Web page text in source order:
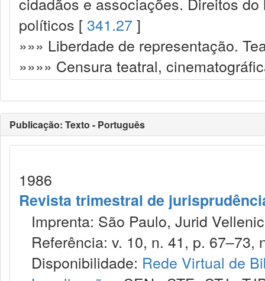
políticos [ 341.27 ]
»»» Liberdade de representação.
»»»» Censura teatral,
Publicação: Texto - Português
1986
Revista trimestral de
Imprenta: São Paulo, Jurid
Referência: v. 10, n. 41, p. 67–73,
Disponibilidade: Rede Virtual de